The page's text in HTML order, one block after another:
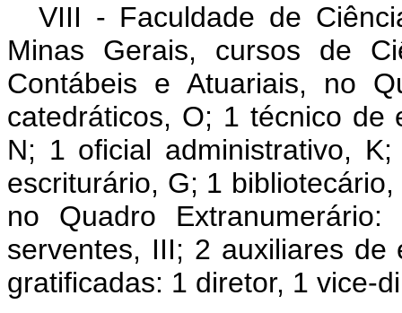
VIII - Faculdade de
Minas Gerais, cursos de
Contábeis e Atuariais, no
catedráticos, O; 1 técnico de
N; 1 oficial administrativo,
escriturário, G; 1
no Quadro
serventes, III; 2 auxiliares
gratificadas: 1 diretor, 1 vice-